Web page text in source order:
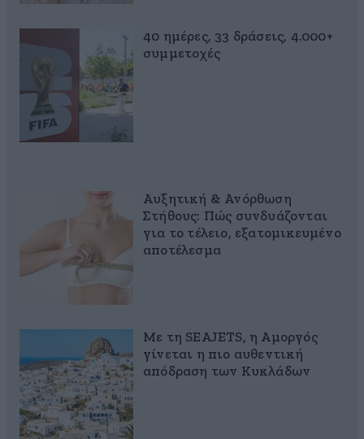
40 ημέρες, 33 δράσεις, 4.000+
συμμετοχές
Αυξητική & Ανόρθωση
Στήθους: Πώς συνδυάζονται
για το τέλειο, εξατομικευμένο
αποτέλεσμα
Με τη SEAJETS, η Αμοργός
γίνεται η πιο αυθεντική
απόδραση των Κυκλάδων